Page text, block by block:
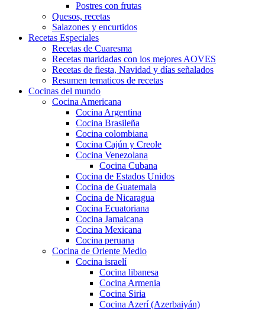
Postres con frutas
Quesos, recetas
Salazones y encurtidos
Recetas Especiales
Recetas de Cuaresma
Recetas maridadas con los mejores AOVES
Recetas de fiesta, Navidad y días señalados
Resumen tematicos de recetas
Cocinas del mundo
Cocina Americana
Cocina Argentina
Cocina Brasileña
Cocina colombiana
Cocina Cajún y Creole
Cocina Venezolana
Cocina Cubana
Cocina de Estados Unidos
Cocina de Guatemala
Cocina de Nicaragua
Cocina Ecuatoriana
Cocina Jamaicana
Cocina Mexicana
Cocina peruana
Cocina de Oriente Medio
Cocina israelí
Cocina libanesa
Cocina Armenia
Cocina Siria
Cocina Azerí (Azerbaiyán)